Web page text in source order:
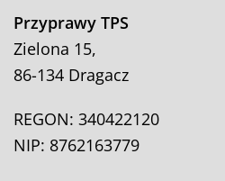
Przyprawy TPS
Zielona 15,
86-134 Dragacz
REGON: 340422120
NIP: 8762163779